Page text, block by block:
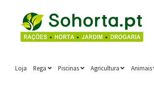
Ir
para
a
Saltar
para
o
Loja Rega Piscinas Agricultura Animais